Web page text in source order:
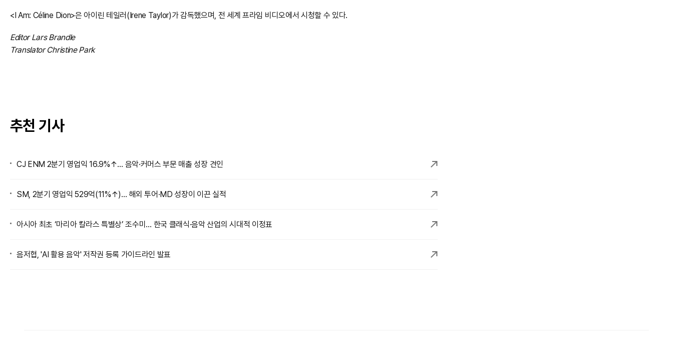
<I Am: Céline Dion>은 아이린 테일러(Irene Taylor)가 감독했으며, 전 세계 프라임 비디오에서 시청할 수 있다.
Editor Lars Brandle
Translator Christine Park
추천 기사
CJ ENM 2분기 영업익 16.9%↑… 음악·커머스 부문 매출 성장 견인
SM, 2분기 영업익 529억(11%↑)… 해외 투어·MD 성장이 이끈 실적
아시아 최초 ‘마리아 칼라스 특별상’ 조수미… 한국 클래식·음악 산업의 시대적 이정표
음저협, 'AI 활용 음악' 저작권 등록 가이드라인 발표